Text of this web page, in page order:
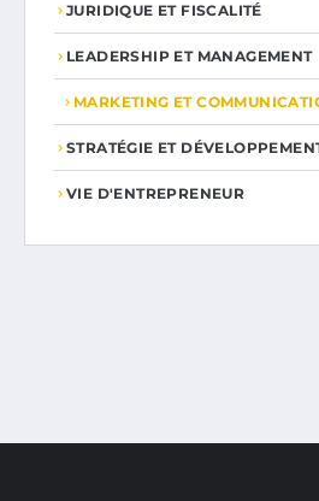
JURIDIQUE ET FISCALITÉ
LEADERSHIP ET MANAGEMENT
MARKETING ET
STRATÉGIE ET
VIE D'ENTREPRENEUR